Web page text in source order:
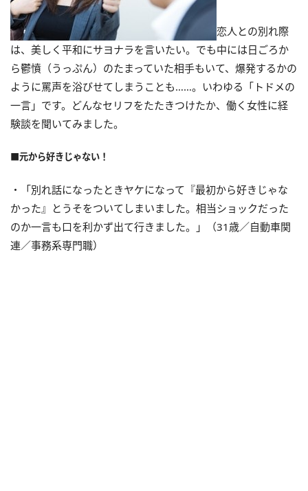
恋人との別れ際
は、美しく平和にサヨナラを言いたい。でも中には日ごろか
ら鬱憤（うっぷん）のたまっていた相手もいて、爆発するかの
ように罵声を浴びせてしまうことも……。いわゆる「トドメの
一言」です。どんなセリフをたたきつけたか、働く女性に経
験談を聞いてみました。
■元から好きじゃない！
・「別れ話になったときヤケになって『最初から好きじゃな
かった』とうそをついてしまいました。相当ショックだった
のか一言も口を利かず出て行きました。」（31歳／自動車関
連／事務系専門職）